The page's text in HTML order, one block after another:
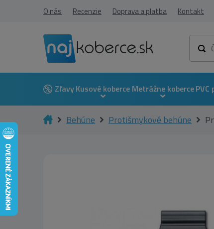
O nás Recenzie Doprava a platba Kontakt
ZľavyKusové koberce Metrážne kobercePVC
Behúne Protišmykové behúne